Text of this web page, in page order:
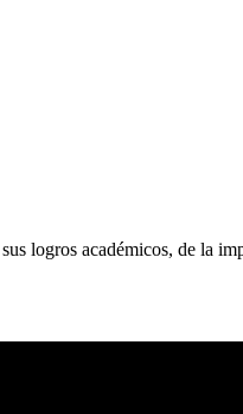
logros académicos, de la